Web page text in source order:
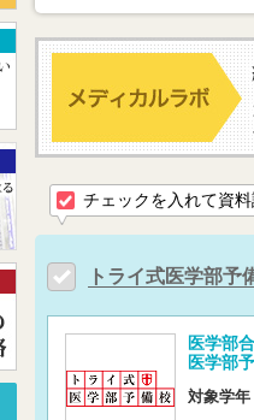
チェックを入れて資料
トライ式医学部予
医学部
医学部
対象学年